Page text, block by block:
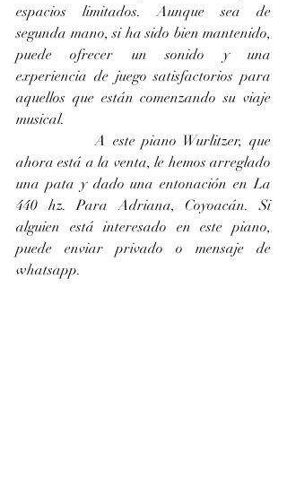
espacios limitados. Aunque sea de
segunda mano, si ha sido bien mantenido,
puede ofrecer un sonido y una
experiencia de juego satisfactorios para
aquellos que están comenzando su viaje
musical.
		A este piano Wurlitzer, que
ahora está a la venta, le hemos arreglado
una pata y dado una entonación en La
440 hz. Para Adriana, Coyoacán. Si
alguien está interesado en este piano,
puede enviar privado o mensaje de
whatsapp.